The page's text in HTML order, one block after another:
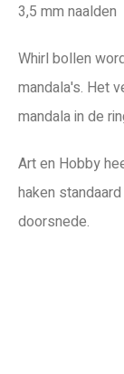
3,5 mm naalden
Whirl bollen
mandala's. Het
mandala in de
Art en Hobby
haken
doorsnede.